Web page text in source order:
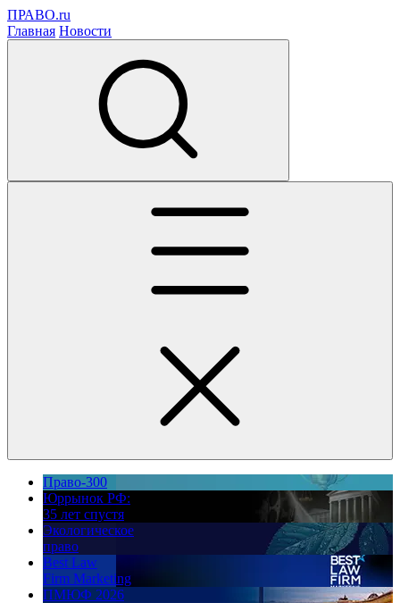
ПРАВО.ru
Главная Новости
Право-300
Юррынок РФ:
35 лет спустя
Экологическое
право
Best Law
Firm Marketing
ПМЮФ 2026